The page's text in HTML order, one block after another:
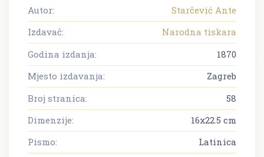
Autor:
Starčević Ante
Izdavač:
Narodna tiskara
Godina izdanja:
1870
Mjesto izdavanja:
Zagreb
Broj stranica:
58
Dimenzije:
16x22.5 cm
Pismo:
Latinica